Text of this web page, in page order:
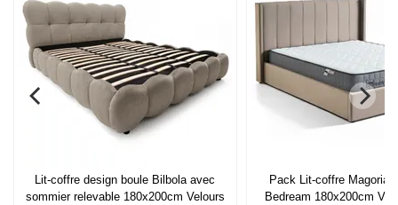
Lit-coffre design boule Bilbola avec
sommier relevable 180x200cm Velours
Pack Lit-coffre Magorial
Bedream 180x200cm